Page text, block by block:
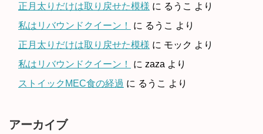
正月太りだけは取り戻せた模様 に るうこ より
私はリバウンドクイーン！
に るうこ より
正月太りだけは取り戻せた模様 に モック より
私はリバウンドクイーン！
に zaza より
ストイックMEC食の経過 に るうこ より
アーカイブ